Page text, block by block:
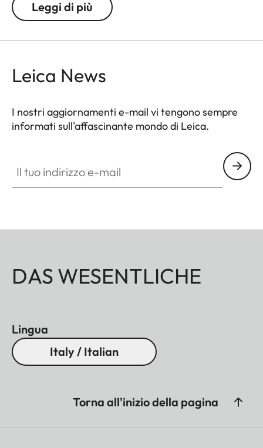
Leggi di più
Leica News
I nostri aggiornamenti e-mail vi tengono sempre
informati sull'affascinante mondo di Leica.
DAS WESENTLICHE
Lingua
Italy / Italian
Torna all'inizio della pagina